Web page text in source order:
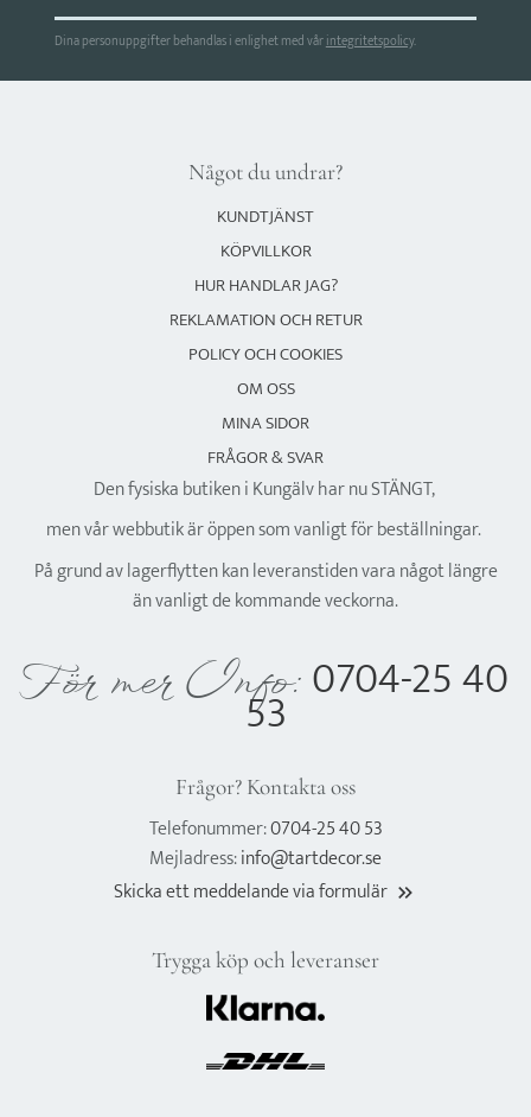
Dina personuppgifter behandlas i enlighet med vårintegritetspolicy.
Något du undrar?
KUNDTJÄNST
KÖPVILLKOR
HUR HANDLAR JAG?
REKLAMATION OCH RETUR
POLICY OCH COOKIES
OM OSS
MINA SIDOR
FRÅGOR & SVAR
Den fysiska butiken i Kungälv har nu STÄNGT,
men vår webbutik är öppen som vanligt för beställningar.
På grund av lagerflytten kan leveranstiden vara något längre
än vanligt de kommande veckorna.
För mer Info: 0704-25 40
53
Frågor? Kontakta oss
Telefonummer:0704-25 40 53
Mejladress:info@tartdecor.se
Skicka ett meddelande via formulär keyboard_double_arrow_right
Trygga köp och leveranser